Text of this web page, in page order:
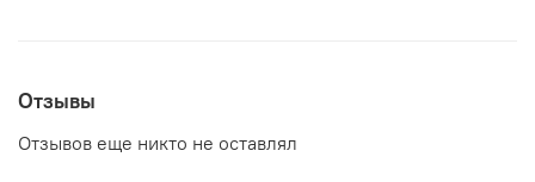
Отзывы
Отзывов еще никто не оставлял